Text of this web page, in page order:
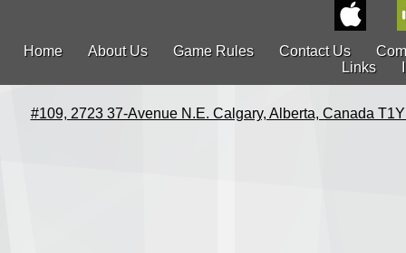
Home About Us Game Rules Contact Us
Links
#109, 2723 37-Avenue N.E. Calgary, Alberta, Canada